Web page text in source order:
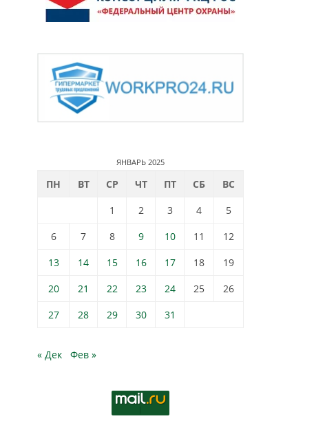
ЯНВАРЬ 2025
ПН ВТ СР ЧТ ПТ СБ
ВС
1
2 3 4
5
6
7 8 9 10 11
12
13
14 15 16 17 18
19
20
21 22 23 24 25
26
27
28 29 30 31
« Дек Фев »